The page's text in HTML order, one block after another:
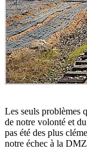
Les seuls problèmes
de notre volonté et
pas été des plus
notre échec à la